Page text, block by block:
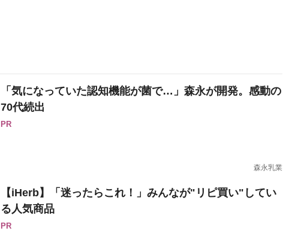
「気になっていた認知機能が菌で…」森永が開発。感動の
70代続出
PR
森永乳業
【iHerb】「迷ったらこれ！」みんなが"リピ買い"してい
る人気商品
PR